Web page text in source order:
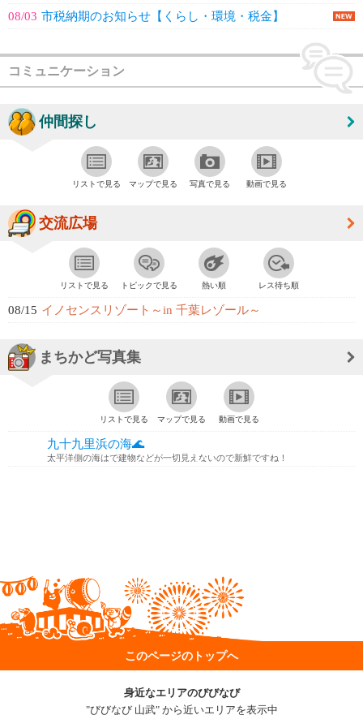
08/03 市税納期のお知らせ【くらし・環境・税金】
コミュニケーション
仲間探し
リストで見る マップで見る 写真で見る 動画で見る
交流広場
リストで見る トピックで見る 熱い順 レス待ち順
08/15 イノセンスリゾート～in 千葉レゾール～
まちかど写真集
リストで見る マップで見る 動画で見る
九十九里浜の海🌊
太平洋側の海はで建物などが一切見えないので新鮮ですね！
このページのトップへ
身近なエリアのびびなび
"びびなび 山武" から近いエリアを表示中